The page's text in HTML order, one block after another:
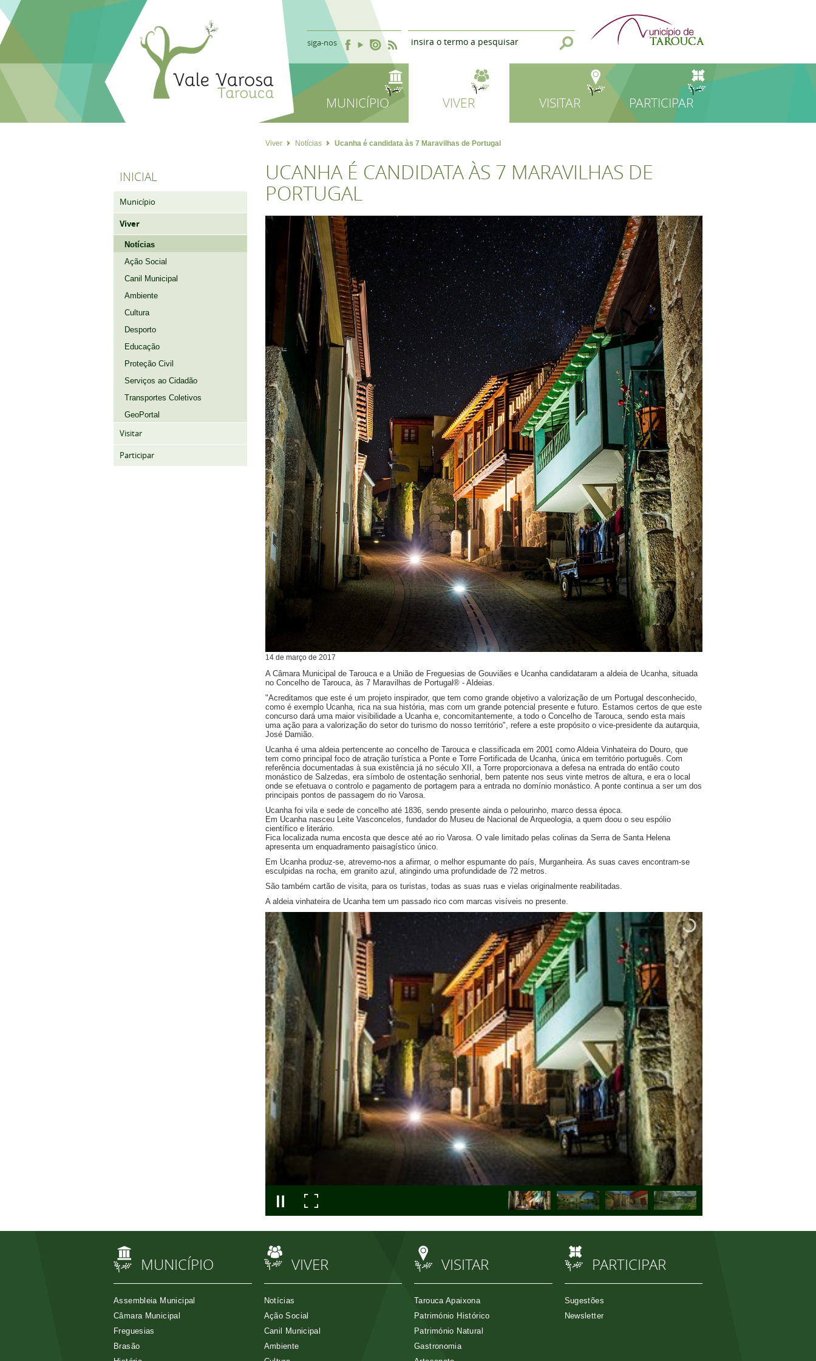
siga-nos
MUNICÍPIO VIVER VISITAR PARTICIPAR
INICIAL
Município
Viver
Notícias
Ação Social
Canil Municipal
Ambiente
Cultura
Desporto
Educação
Proteção Civil
Serviços ao Cidadão
Transportes Coletivos
GeoPortal
Visitar
Participar
Viver Notícias Ucanha é candidata às 7 Maravilhas de Portugal
UCANHA É CANDIDATA ÀS 7 MARAVILHAS DE
PORTUGAL
14 de março de 2017
A Câmara Municipal de Tarouca e a União de Freguesias de Gouviães e Ucanha candidataram a aldeia de Ucanha, situada
no Concelho de Tarouca, às 7 Maravilhas de Portugal® - Aldeias.
"Acreditamos que este é um projeto inspirador, que tem como grande objetivo a valorização de um Portugal desconhecido,
como é exemplo Ucanha, rica na sua história, mas com um grande potencial presente e futuro. Estamos certos de que este
concurso dará uma maior visibilidade a Ucanha e, concomitantemente, a todo o Concelho de Tarouca, sendo esta mais
uma ação para a valorização do setor do turismo do nosso território", refere a este propósito o vice-presidente da autarquia,
José Damião.
Ucanha é uma aldeia pertencente ao concelho de Tarouca e classificada em 2001 como Aldeia Vinhateira do Douro, que
tem como principal foco de atração turística a Ponte e Torre Fortificada de Ucanha, única em território português. Com
referência documentadas à sua existência já no século XII, a Torre proporcionava a defesa na entrada do então couto
monástico de Salzedas, era símbolo de ostentação senhorial, bem patente nos seus vinte metros de altura, e era o local
onde se efetuava o controlo e pagamento de portagem para a entrada no domínio monástico. A ponte continua a ser um dos
principais pontos de passagem do rio Varosa.
Ucanha foi vila e sede de concelho até 1836, sendo presente ainda o pelourinho, marco dessa época.
Em Ucanha nasceu Leite Vasconcelos, fundador do Museu de Nacional de Arqueologia, a quem doou o seu espólio
científico e literário.
Fica localizada numa encosta que desce até ao rio Varosa. O vale limitado pelas colinas da Serra de Santa Helena
apresenta um enquadramento paisagístico único.
Em Ucanha produz-se, atrevemo-nos a afirmar, o melhor espumante do país, Murganheira. As suas caves encontram-se
esculpidas na rocha, em granito azul, atingindo uma profundidade de 72 metros.
São também cartão de visita, para os turistas, todas as suas ruas e vielas originalmente reabilitadas.
A aldeia vinhateira de Ucanha tem um passado rico com marcas visíveis no presente.
MUNICÍPIO
Assembleia Municipal
Câmara Municipal
Freguesias
Brasão
VIVER
Notícias
Ação Social
Canil Municipal
Ambiente
VISITAR
Tarouca Apaixona
Património Histórico
Património Natural
Gastronomia
PARTICIPAR
Sugestões
Newsletter